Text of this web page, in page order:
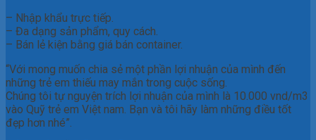
– Nhập khẩu trực tiếp.
– Đa dạng sản phẩm, quy cách.
– Bán lẻ kiện bằng giá bán container.
“Với mong muốn chia sẻ một phần lợi nhuận của mình đến
những trẻ em thiếu may mắn trong cuộc sống.
Chúng tôi tự nguyện trích lợi nhuận của mình là 10.000 vnd/m3
vào Quỹ trẻ em Việt nam. Bạn và tôi hãy làm những điều tốt
đẹp hơn nhé”.